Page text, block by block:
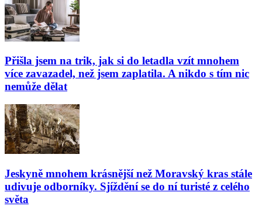
Přišla jsem na trik, jak si do letadla vzít mnohem
více zavazadel, než jsem zaplatila. A nikdo s tím nic
nemůže dělat
Jeskyně mnohem krásnější než Moravský kras stále
udivuje odborníky. Sjíždění se do ní turisté z celého
světa